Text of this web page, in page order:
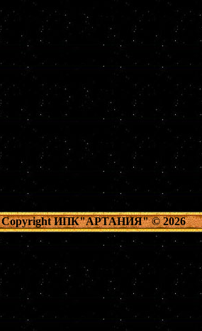
Copyright ИПК"АРТАНИЯ"© 2026